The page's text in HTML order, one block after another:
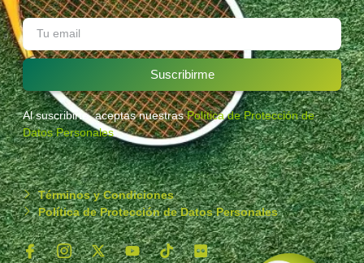
Suscribirme
Al suscribirte, aceptas nuestrasPolítica de Protección de
Datos Personales.
Términos y Condiciones
Política de Protección de Datos Personales